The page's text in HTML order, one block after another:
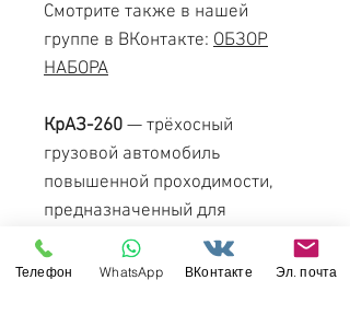
Смотрите также в нашей
группе в ВКонтакте: ОБЗОР
НАБОРА
КрАЗ-260 — трёхосный
грузовой автомобиль
повышенной проходимости,
предназначенный для
перевозки грузов, личного
состава и буксировки
Телефон WhatsApp ВКонтакте Эл. почта